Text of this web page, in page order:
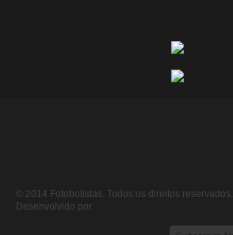
© 2014 Fotobolistas. Todos os direitos reservados.
Desenvolvido por